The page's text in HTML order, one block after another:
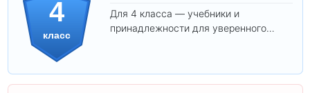
4
класс
Для 4 класса — учебники и
принадлежности для уверенного